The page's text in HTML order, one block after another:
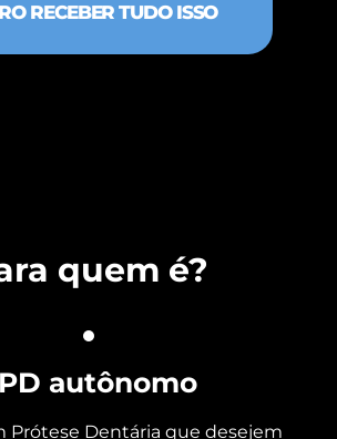
RECEBER TUDO ISSO
quem é?
autônomo
Prótese Dentária que desejem